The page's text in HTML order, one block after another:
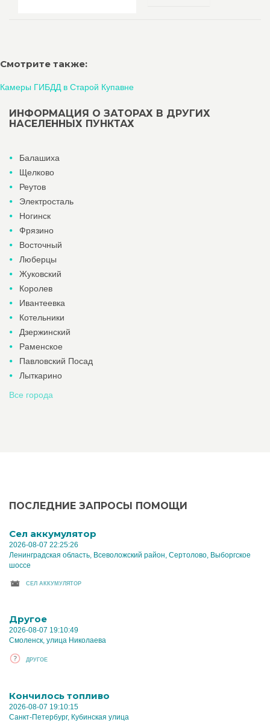
Смотрите также:
Камеры ГИБДД в Старой Купавне
ИНФОРМАЦИЯ О ЗАТОРАХ В ДРУГИХ
НАСЕЛЕННЫХ ПУНКТАХ
Балашиха
Щелково
Реутов
Электросталь
Ногинск
Фрязино
Восточный
Люберцы
Жуковский
Королев
Ивантеевка
Котельники
Дзержинский
Раменское
Павловский Посад
Лыткарино
Все города
ПОСЛЕДНИЕ ЗАПРОСЫ ПОМОЩИ
Cел аккумулятор
2026-08-07 22:25:26
Ленинградская область, Всеволожский район, Сертолово, Выборгское
шоссе
CЕЛ АККУМУЛЯТОР
Другое
2026-08-07 19:10:49
Смоленск, улица Николаева
ДРУГОЕ
Кончилось топливо
2026-08-07 19:10:15
Санкт-Петербург, Кубинская улица